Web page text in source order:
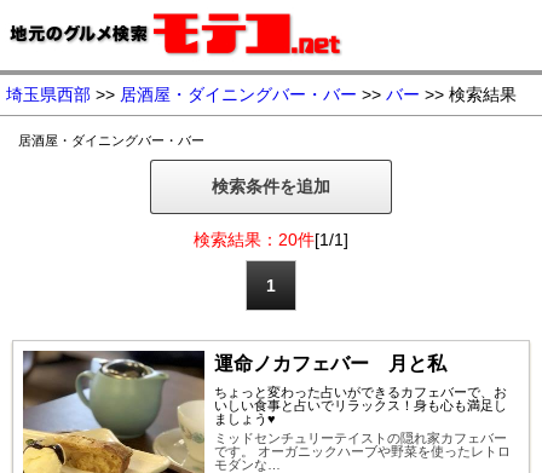
埼玉県西部 >> 居酒屋・ダイニングバー・バー >> バー >> 検索結果
居酒屋・ダイニングバー・バー
検索条件を追加
検索結果：20件[1/1]
1
運命ノカフェバー 月と私
ちょっと変わった占いができるカフェバーで、お
いしい食事と占いでリラックス！身も心も満足し
ましょう♥
ミッドセンチュリーテイストの隠れ家カフェバー
です。 オーガニックハーブや野菜を使ったレトロ
モダンな…